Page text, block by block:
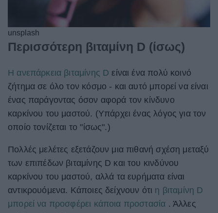
unsplash
Περισσότερη βιταμίνη D (ίσως)
Η ανεπάρκεια βιταμίνης D είναι ένα πολύ κοινό
ζήτημα σε όλο τον κόσμο - και αυτό μπορεί να είναι
ένας παράγοντας όσον αφορά τον κίνδυνο
καρκίνου του μαστού. (Υπάρχει ένας λόγος για τον
οποίο τονίζεται το "ίσως".)
Πολλές μελέτες εξετάζουν μια πιθανή σχέση μεταξύ
των επιπέδων βιταμίνης D και του κινδύνου
καρκίνου του μαστού, αλλά τα ευρήματα είναι
αντικρουόμενα. Κάποιες δείχνουν ότι η βιταμίνη D
μπορεί να προσφέρει κάποια προστασία . Άλλες